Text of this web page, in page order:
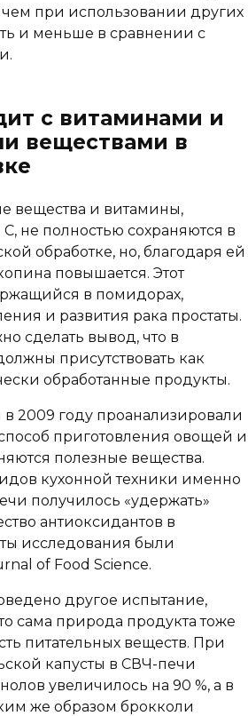
при использовании других
и меньше в сравнении с
с витаминами и
веществами в
вещества и витамины,
не полностью сохраняются в
обработке, но, благодаря ей
повышается. Этот
в помидорах,
и развития рака простаты.
сделать вывод, что в
присутствовать как
обработанные продукты.
2009 году проанализировали
способ приготовления овощей и
полезные вещества.
кухонной техники именно
получилось «удержать»
антиоксидантов в
исследования были
of Food Science.
другое испытание,
сама природа продукта тоже
питательных веществ. При
капусты в СВЧ-печи
увеличилось на 90 %, а в
же образом брокколи